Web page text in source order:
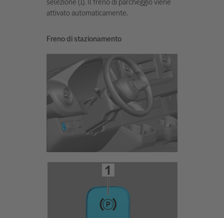
attivato automaticamente.
Freno di stazionamento